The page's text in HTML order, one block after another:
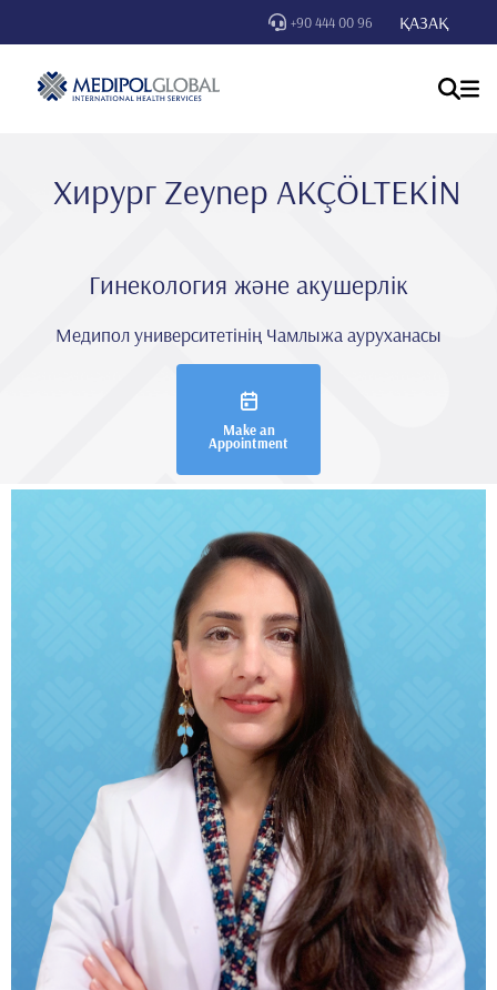
+90 444 00 96 ҚАЗАҚ
Хирург Zeynep AKÇÖLTEKİN
Гинекология және акушерлік
Медипол университетінің Чамлыжа ауруханасы
Make an
Appointment